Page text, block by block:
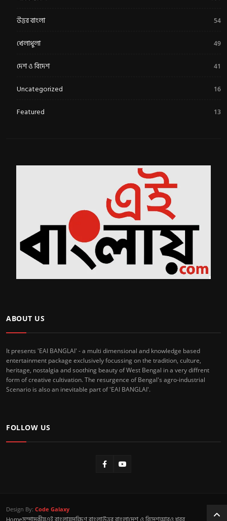
উত্তর বাংলা 54
খেলাধুলা 49
দেশ ও বিদেশ 41
Uncategorized 16
Featured 13
ABOUT US
It presents 'EAI BANGLAI' - a multi dimensional and knowledge based
entertainment package exclusively focussing on the tradition, culture,
heritage, nostalgia and soothing beauty of West Bengal in a very diffrent
form of creative cultivation. The resurgence of Bengal's agro-industrial
Scenario is also an inevitable part of 'EAI BANGLAI'.
FOLLOW US
Design By: Code Galaxy